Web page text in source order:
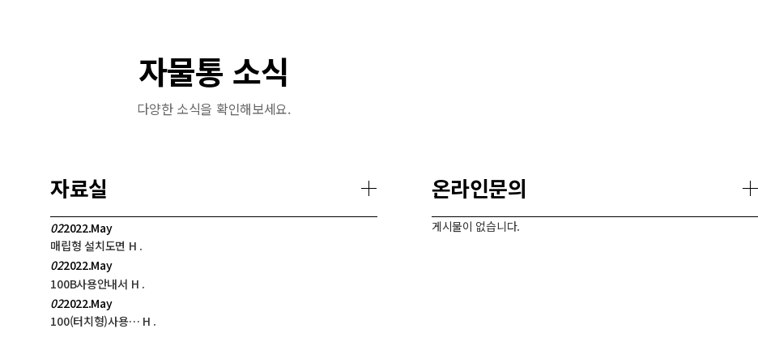
자물통 소식
다양한 소식을 확인해보세요.
자료실
022022.May
매립형 설치도면 H .
022022.May
100B사용안내서 H .
022022.May
100(터치형)사용… H .
온라인문의
게시물이 없습니다.